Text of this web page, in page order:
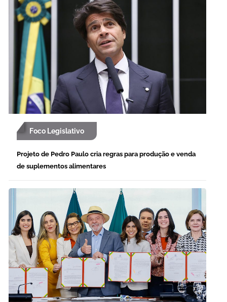
Foco Legislativo
Projeto de Pedro Paulo cria regras para produção e venda
de suplementos alimentares